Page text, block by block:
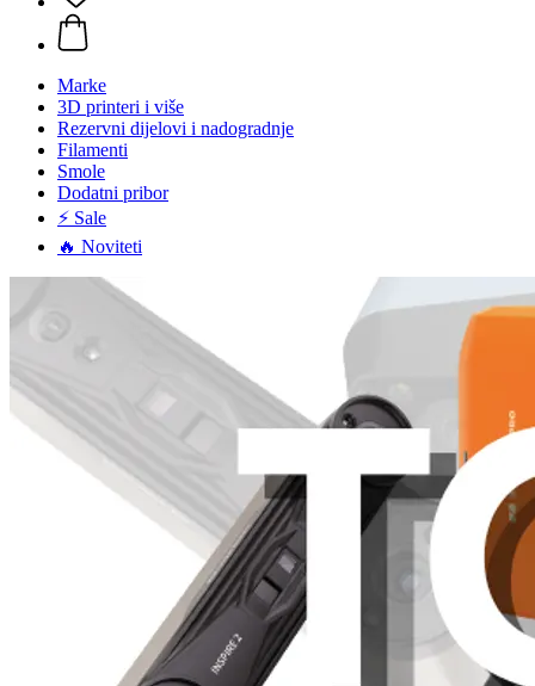
Marke
3D printeri i više
Rezervni dijelovi i nadogradnje
Filamenti
Smole
Dodatni pribor
⚡ Sale
🔥 Noviteti